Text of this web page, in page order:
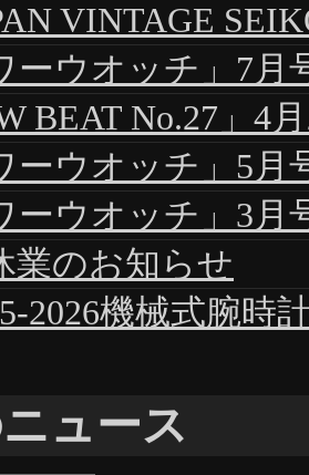
VINTAGE
ーウオッチ」7月
BEAT No.27」4
ーウオッチ」5月
ーウオッチ」3月
業のお知らせ
2026機械式腕時
ュース